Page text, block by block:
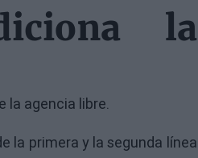
la
la agencia libre.
la primera y la segunda línea